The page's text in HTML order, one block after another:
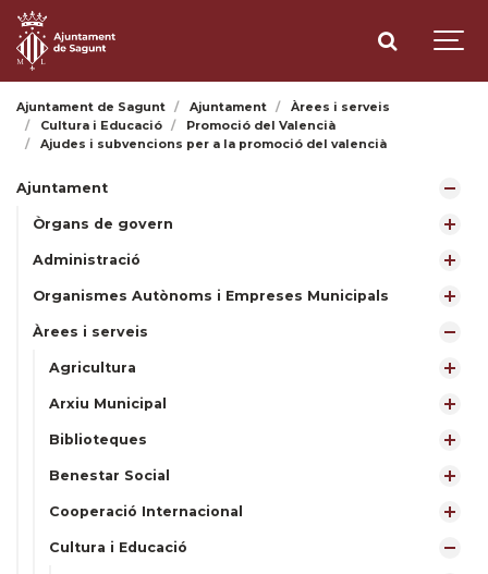
Ajuntament de Sagunt Ajuntament
Àrees i serveis
Cultura i Educació
Promoció del Valencià
Ajudes i subvencions per a la promoció del valencià
Ajuntament
Òrgans de govern
Administració
Organismes Autònoms i Empreses Municipals
Àrees i serveis
Agricultura
Arxiu Municipal
Biblioteques
Benestar Social
Cooperació Internacional
Cultura i Educació